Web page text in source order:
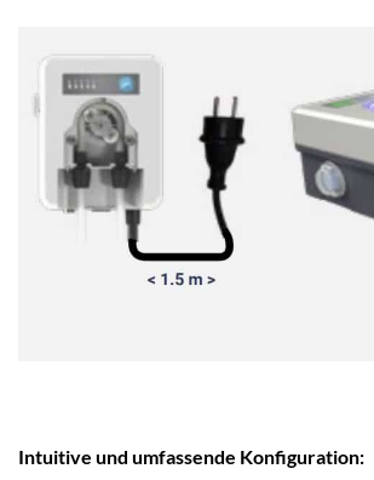
Intuitive und umfassende Konfiguration: